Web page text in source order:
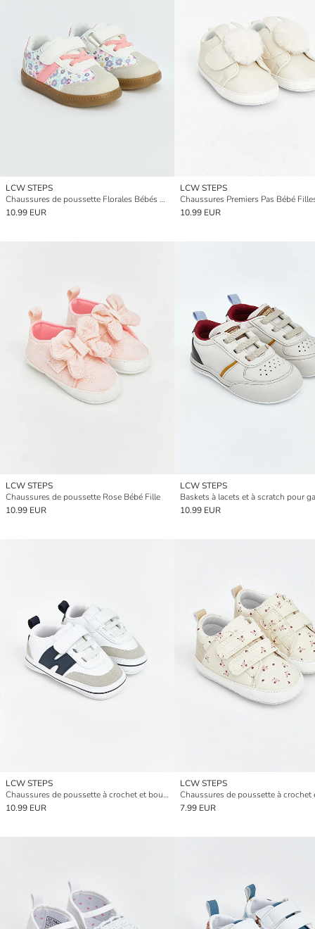
LCW STEPS
Chaussures de poussette Florales Bébés Filles
10.99 EUR
LCW STEPS
10.99 EUR
LCW STEPS
Chaussures de poussette Rose Bébé Fille
10.99 EUR
LCW STEPS
Baskets à lacets et à scratch pour
10.99 EUR
LCW STEPS
Chaussures de poussette à crochet et boucle pour bébés garçons
10.99 EUR
LCW STEPS
7.99 EUR